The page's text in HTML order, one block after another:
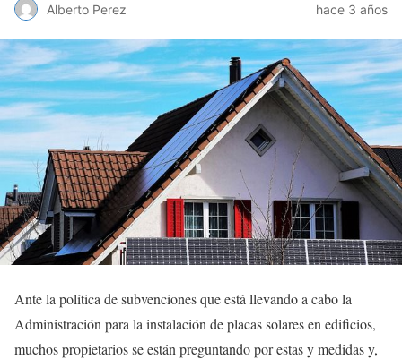
Alberto Perez hace 3 años
Ante la política de subvenciones que está llevando a cabo la
Administración para la instalación de placas solares en edificios,
muchos propietarios se están preguntando por estas y medidas y,